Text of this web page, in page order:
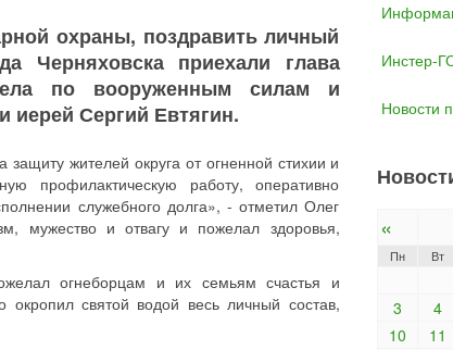
охраны, поздравить личный
Черняховска приехали глава
по вооруженным силам и
иерей Сергий Евтягин.
жителей округа от огненной стихии и
профилактическую работу, оперативно
служебного долга», - отметил Олег
мужество и отвагу и пожелал здоровья,
огнеборцам и их семьям счастья и
святой водой весь личный состав,
Инстер-
Новости
«
Пн Вт
3
4
10
11